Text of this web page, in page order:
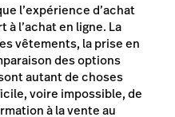
l’expérience d’achat
à l’achat en ligne. La
vêtements, la prise en
des options
autant de choses
voire impossible, de
à la vente au